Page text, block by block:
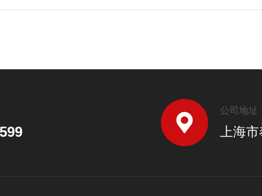
公司地址
上海